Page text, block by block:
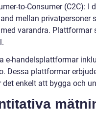
to-Consumer (C2C): I
mellan privatpersoner
varandra. Plattformar
e-handelsplattformar
Dessa plattformar
det enkelt att bygga och